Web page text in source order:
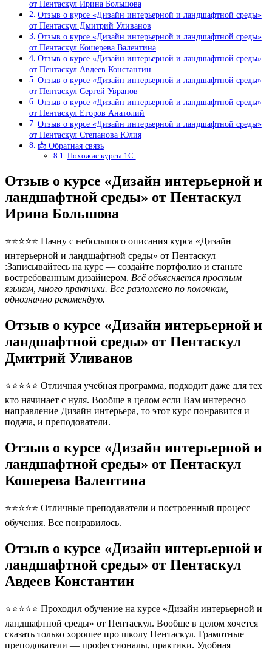
от Пентаскул Ирина Большова
Отзыв о курсе «Дизайн интерьерной и ландшафтной среды»
от Пентаскул Дмитрий Уливанов
Отзыв о курсе «Дизайн интерьерной и ландшафтной среды»
от Пентаскул Кошерева Валентина
Отзыв о курсе «Дизайн интерьерной и ландшафтной среды»
от Пентаскул Авдеев Константин
Отзыв о курсе «Дизайн интерьерной и ландшафтной среды»
от Пентаскул Сергей Увранов
Отзыв о курсе «Дизайн интерьерной и ландшафтной среды»
от Пентаскул Егоров Анатолий
Отзыв о курсе «Дизайн интерьерной и ландшафтной среды»
от Пентаскул Степанова Юлия
📩 Обратная связь
Похожие курсы 1С:
Отзыв о курсе «Дизайн интерьерной и
ландшафтной среды» от Пентаскул
Ирина Большова
⭐⭐⭐⭐⭐ Начну с небольшого описания курса «Дизайн
интерьерной и ландшафтной среды» от Пентаскул
:Записывайтесь на курс — создайте портфолио и станьте
востребованным дизайнером. Всё объясняется простым
языком, много практики. Все разложено по полочкам,
однозначно рекомендую.
Отзыв о курсе «Дизайн интерьерной и
ландшафтной среды» от Пентаскул
Дмитрий Уливанов
⭐⭐⭐⭐⭐ Отличная учебная программа, подходит даже для тех
кто начинает с нуля. Вообше в целом если Вам интересно
направление Дизайн интерьера, то этот курс понравится и
подача, и преподователи.
Отзыв о курсе «Дизайн интерьерной и
ландшафтной среды» от Пентаскул
Кошерева Валентина
⭐⭐⭐⭐⭐ Отличные преподаватели и построенный процесс
обучения. Все понравилось.
Отзыв о курсе «Дизайн интерьерной и
ландшафтной среды» от Пентаскул
Авдеев Константин
⭐⭐⭐⭐⭐ Проходил обучение на курсе «Дизайн интерьерной и
ландшафтной среды» от Пентаскул. Вообще в целом хочется
сказать только хорошее про школу Пентаскул. Грамотные
преподователи — профессионалы, практики. Удобная